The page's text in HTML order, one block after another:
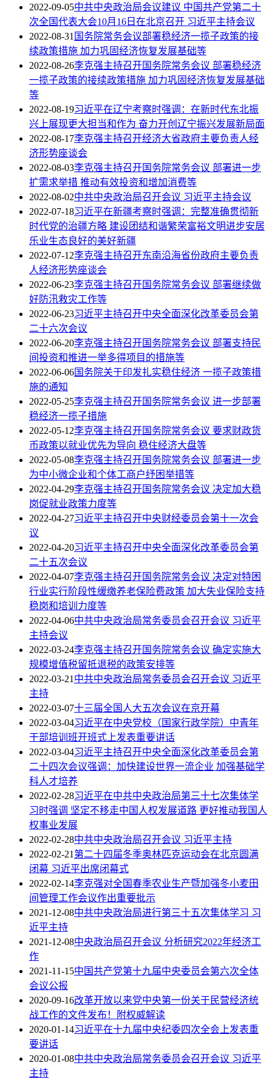
2022-09-05中共中央政治局会议建议 中国共产党第二十
次全国代表大会10月16日在北京召开 习近平主持会议
2022-08-31 国务院常务会议部署稳经济一揽子政策的接
续政策措施 加力巩固经济恢复发展基础等
2022-08-26李克强主持召开国务院常务会议 部署稳经济
一揽子政策的接续政策措施 加力巩固经济恢复发展基础
等
2022-08-19习近平在辽宁考察时强调：在新时代东北振
兴上展现更大担当和作为 奋力开创辽宁振兴发展新局面
2022-08-17李克强主持召开经济大省政府主要负责人经
济形势座谈会
2022-08-03李克强主持召开国务院常务会议 部署进一步
扩需求举措 推动有效投资和增加消费等
2022-08-02中共中央政治局召开会议 习近平主持会议
2022-07-18习近平在新疆考察时强调：完整准确贯彻新
时代党的治疆方略 建设团结和谐繁荣富裕文明进步安居
乐业生态良好的美好新疆
2022-07-12李克强主持召开东南沿海省份政府主要负责
人经济形势座谈会
2022-06-23李克强主持召开国务院常务会议 部署继续做
好防汛救灾工作等
2022-06-23习近平主持召开中央全面深化改革委员会第
二十六次会议
2022-06-20李克强主持召开国务院常务会议 部署支持民
间投资和推进一举多得项目的措施等
2022-06-06国务院关于印发扎实稳住经济 一揽子政策措
施的通知
2022-05-25李克强主持召开国务院常务会议 进一步部署
稳经济一揽子措施
2022-05-12李克强主持召开国务院常务会议 要求财政货
币政策以就业优先为导向 稳住经济大盘等
2022-05-08李克强主持召开国务院常务会议 部署进一步
为中小微企业和个体工商户纾困举措等
2022-04-29李克强主持召开国务院常务会议 决定加大稳
岗促就业政策力度等
2022-04-27习近平主持召开中央财经委员会第十一次会
议
2022-04-20习近平主持召开中央全面深化改革委员会第
二十五次会议
2022-04-07李克强主持召开国务院常务会议 决定对特困
行业实行阶段性缓缴养老保险费政策 加大失业保险支持
稳岗和培训力度等
2022-04-06中共中央政治局常务委员会召开会议 习近平
主持会议
2022-03-24李克强主持召开国务院常务会议 确定实施大
规模增值税留抵退税的政策安排等
2022-03-21中共中央政治局常务委员会召开会议 习近平
主持
2022-03-07十三届全国人大五次会议在京开幕
2022-03-04习近平在中央党校（国家行政学院）中青年
干部培训班开班式上发表重要讲话
2022-03-04习近平主持召开中央全面深化改革委员会第
二十四次会议强调：加快建设世界一流企业 加强基础学
科人才培养
2022-02-28习近平在中共中央政治局第三十七次集体学
习时强调 坚定不移走中国人权发展道路 更好推动我国人
权事业发展
2022-02-28中共中央政治局召开会议 习近平主持
2022-02-21第二十四届冬季奥林匹克运动会在北京圆满
闭幕 习近平出席闭幕式
2022-02-14李克强对全国春季农业生产暨加强冬小麦田
间管理工作会议作出重要批示
2021-12-08中共中央政治局进行第三十五次集体学习 习
近平主持
2021-12-08中央政治局召开会议 分析研究2022年经济工
作
2021-11-15中国共产党第十九届中央委员会第六次全体
会议公报
2020-09-16改革开放以来党中央第一份关于民营经济统
战工作的文件发布！附权威解读
2020-01-14习近平在十九届中央纪委四次全会上发表重
要讲话
2020-01-08中共中央政治局常务委员会召开会议 习近平
主持